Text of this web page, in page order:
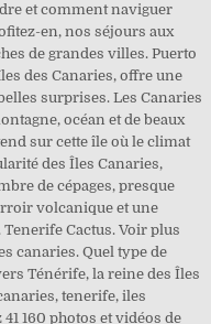
et comment naviguer
en, nos séjours aux
de grandes villes. Puerto
des Canaries, offre une
surprises. Les Canaries
océan et de beaux
sur cette île où le climat
des Îles Canaries,
de cépages, presque
volcanique et une
Cactus. Voir plus
canaries. Quel type de
Ténérife, la reine des Îles
tenerife, iles
160 photos et vidéos de